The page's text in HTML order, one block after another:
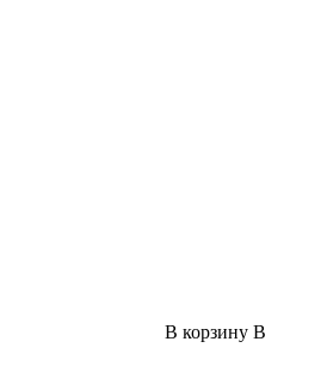
В корзину В